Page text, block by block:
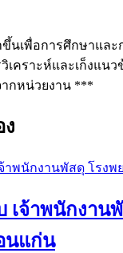
นเพื่อการศึกษาและ
เคราะห์และเก็งแนว
ากหน่วยงาน ***
เจ้าพนักงาน
นแก่น